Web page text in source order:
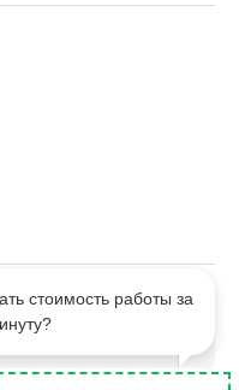
стоимость работы за